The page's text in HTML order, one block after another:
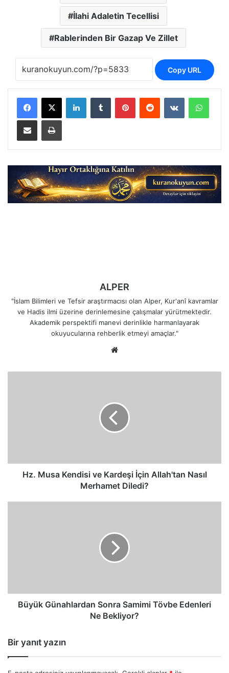
İlahi Adaletin Tecellisi
Rablerinden Bir Gazap Ve Zillet
Copy URL
LinkedInTumblr PinterestReddit VKontakte
E-Posta ile paylaş Yazdır
ALPER
"İslam Bilimleri ve Tefsir araştırmacısı olan Alper, Kur'anî kavramlar
ve Hadis ilmi üzerine derinlemesine çalışmalar yürütmektedir.
Akademik perspektifi manevi derinlikle harmanlayarak
okuyucularına rehberlik etmeyi amaçlar."
Merhamet
Diledi?Hz. Musa Kendisi ve Kardeşi İçin Allah'tan Nasıl
Merhamet Diledi?
Büyük Günahlardan Sonra Samimi Tövbe Edenleri
Ne Bekliyor?
Bir yanıt yazın